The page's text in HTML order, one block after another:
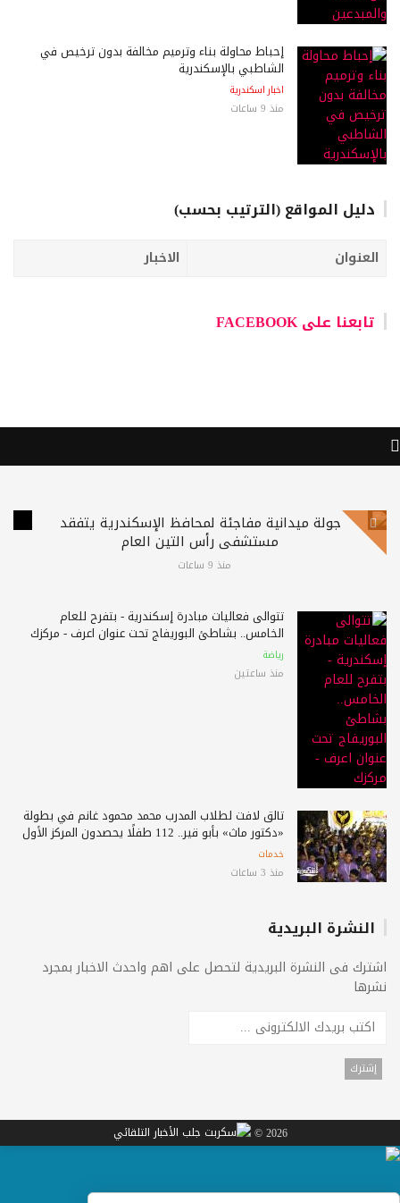
إحباط محاولة بناء وترميم مخالفة بدون ترخيص في
الشاطبي بالإسكندرية
اخبار اسكندرية
منذ 9 ساعات
دليل المواقع (الترتيب بحسب)
العنوان الاخبار
تابعنا على FACEBOOK
جولة ميدانية مفاجئة لمحافظ الإسكندرية يتفقد
مستشفى رأس التين العام
منذ 9 ساعات
تتوالى فعاليات مبادرة إسكندرية - بتفرح للعام
الخامس.. بشاطئ البوريفاج تحت عنوان اعرف - مركزك
رياضة
منذ ساعتين
تألق لافت لطلاب المدرب محمد محمود غانم في بطولة
«دكتور ماث» بأبو قير.. 112 طفلًا يحصدون المركز الأول
خدمات
منذ 3 ساعات
النشرة البريدية
اشترك فى النشرة البريدية لتحصل على اهم واحدث الاخبار بمجرد
نشرها
2026 ©